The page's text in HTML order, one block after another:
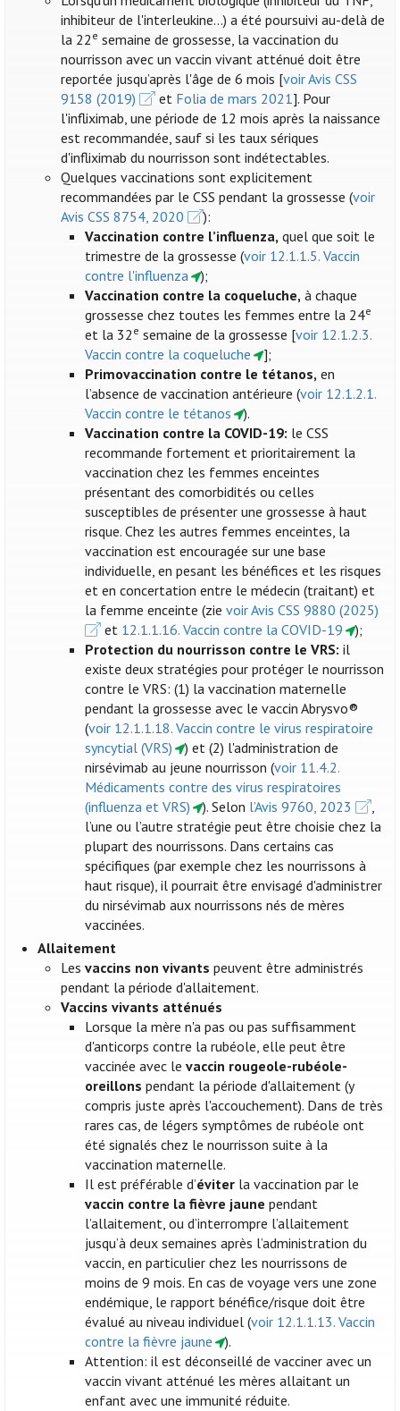
inhibiteur de l'interleukine...) a été poursuivi au-delà de
la 22 e semaine de grossesse, la vaccination du
nourrisson avec un vaccin vivant atténué doit être
reportée jusqu’après l'âge de 6 mois [voir Avis CSS
9158 (2019)
et Folia de mars 2021]. Pour
l'infliximab, une période de 12 mois après la naissance
est recommandée, sauf si les taux sériques
d'infliximab du nourrisson sont indétectables.
Quelques vaccinations sont explicitement
recommandées par le CSS pendant la grossesse (voir
Avis CSS 8754, 2020
):
Vaccination contre l’influenza, quel que soit le
trimestre de la grossesse (voir 12.1.1.5. Vaccin
contre l'influenza
);
Vaccination contre la coqueluche,à chaque
grossesse chez toutes les femmes entre la 24e
et la 32 e semaine de la grossesse [voir 12.1.2.3.
Vaccin contre la coqueluche
];
Primovaccination contre le tétanos, en
l’absence de vaccination antérieure (voir 12.1.2.1.
Vaccin contre le tétanos
).
Vaccination contre la COVID-19: le CSS
recommande fortement et prioritairement la
vaccination chez les femmes enceintes
présentant des comorbidités ou celles
susceptibles de présenter une grossesse à haut
risque. Chez les autres femmes enceintes, la
vaccination est encouragée sur une base
individuelle, en pesant les bénéfices et les risques
et en concertation entre le médecin (traitant) et
la femme enceinte (zie voir Avis CSS 9880 (2025)
et 12.1.1.16. Vaccin contre la COVID-19
);
Protection du nourrisson contre le VRS: il
existe deux stratégies pour protéger le nourrisson
contre le VRS: (1) la vaccination maternelle
pendant la grossesse avec le vaccin Abrysvo®
(voir 12.1.1.18. Vaccin contre le virus respiratoire
syncytial (VRS)
) et (2) l'administration de
nirsévimab au jeune nourrisson (voir 11.4.2.
Médicaments contre des virus respiratoires
(influenza et VRS)
). Selon l’Avis 9760, 2023
,
l’une ou l’autre stratégie peut être choisie chez la
plupart des nourrissons. Dans certains cas
spécifiques (par exemple chez les nourrissons à
haut risque), il pourrait être envisagé d'administrer
du nirsévimab aux nourrissons nés de mères
vaccinées.
Allaitement
Lesvaccins non vivants peuvent être administrés
pendant la période d'allaitement.
Vaccins vivants atténués
Lorsque la mère n'a pas ou pas suffisamment
d'anticorps contre la rubéole, elle peut être
vaccinée avec le vaccin rougeole-rubéole-
oreillons pendant la période d'allaitement (y
compris juste après l'accouchement). Dans de très
rares cas, de légers symptômes de rubéole ont
été signalés chez le nourrisson suite à la
vaccination maternelle.
Il est préférable d’éviterla vaccination par le
vaccin contre la fièvre jaune pendant
l’allaitement, ou d’interrompre l’allaitement
jusqu’à deux semaines après l’administration du
vaccin, en particulier chez les nourrissons de
moins de 9 mois. En cas de voyage vers une zone
endémique, le rapport bénéfice/risque doit être
évalué au niveau individuel (voir 12.1.1.13. Vaccin
contre la fièvre jaune
).
Attention: il est déconseillé de vacciner avec un
vaccin vivant atténué les mères allaitant un
enfant avec une immunité réduite.